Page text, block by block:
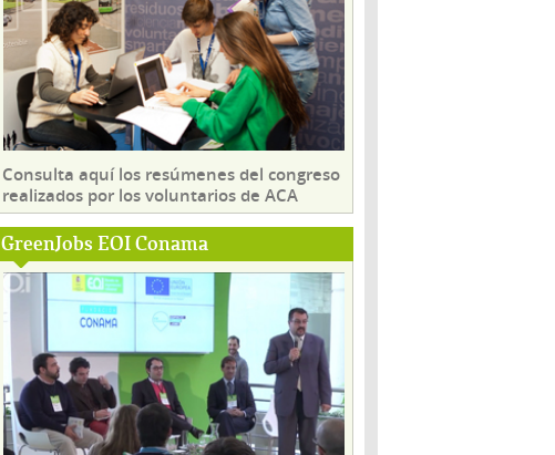
Consulta aquí los resúmenes del congreso
realizados por los voluntarios de ACA
GreenJobs EOI Conama